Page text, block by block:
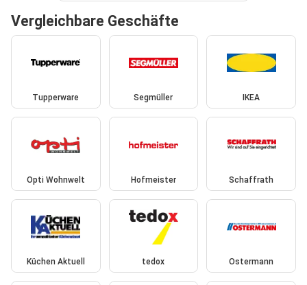
Vergleichbare Geschäfte
Tupperware Segmüller IKEA
Opti Wohnwelt Hofmeister Schaffrath
Küchen Aktuell tedox Ostermann